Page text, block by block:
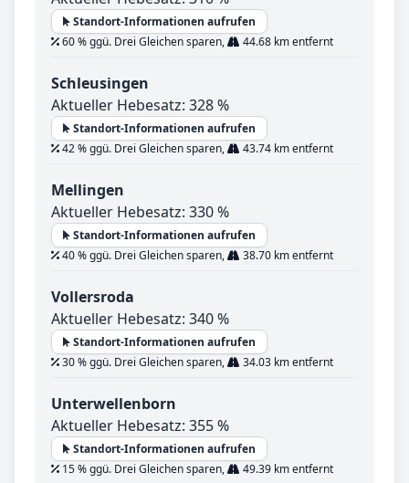
Standort-Informationen aufrufen
60 % ggü. Drei Gleichen sparen,
44.68 km entfernt
Schleusingen
Aktueller Hebesatz: 328 %
Standort-Informationen aufrufen
42 % ggü. Drei Gleichen sparen,
43.74 km entfernt
Mellingen
Aktueller Hebesatz: 330 %
Standort-Informationen aufrufen
40 % ggü. Drei Gleichen sparen,
38.70 km entfernt
Vollersroda
Aktueller Hebesatz: 340 %
Standort-Informationen aufrufen
30 % ggü. Drei Gleichen sparen,
34.03 km entfernt
Unterwellenborn
Aktueller Hebesatz: 355 %
Standort-Informationen aufrufen
15 % ggü. Drei Gleichen sparen,
49.39 km entfernt